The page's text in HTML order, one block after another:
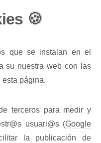
🍪
que se instalan en el
su nuestra web con las
página.
terceros para medir y
usuari@s (Google
la publicación de